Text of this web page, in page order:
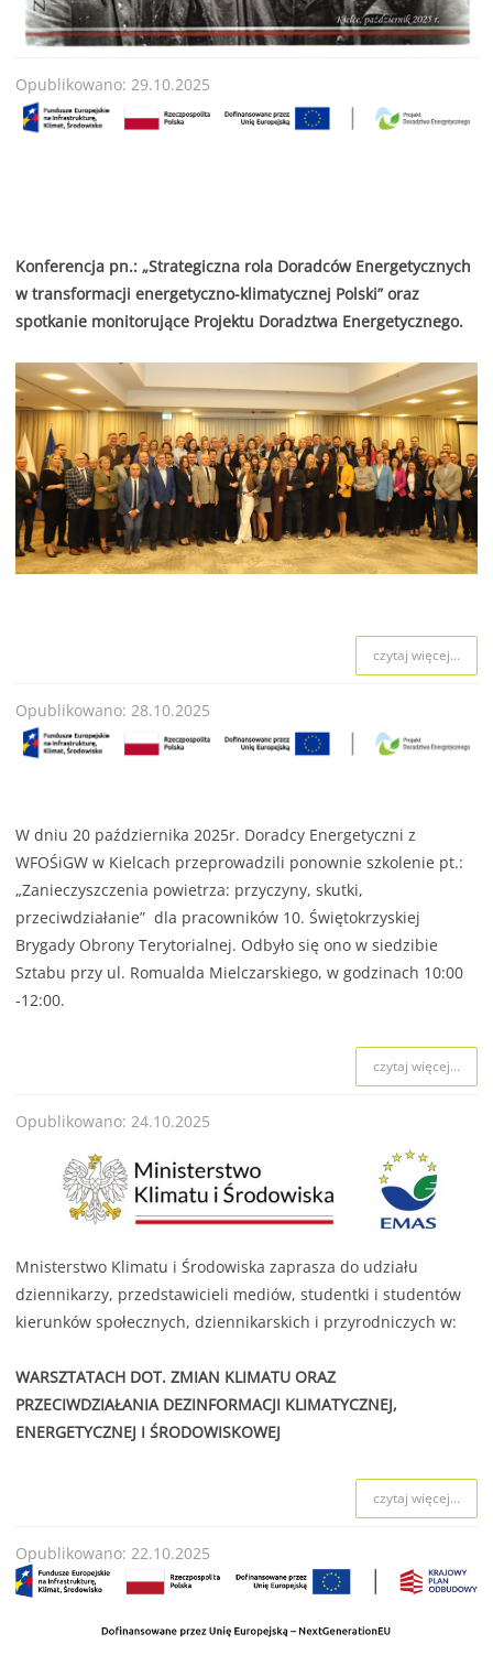
Opublikowano: 29.10.2025
Konferencja pn.: „Strategiczna rola Doradców Energetycznych
w transformacji energetyczno-klimatycznej Polski” oraz
spotkanie monitorujące Projektu Doradztwa Energetycznego.
czytaj więcej...
Opublikowano: 28.10.2025
W dniu 20 października 2025r. Doradcy Energetyczni z
WFOŚiGW w Kielcach przeprowadzili ponownie szkolenie pt.:
„Zanieczyszczenia powietrza: przyczyny, skutki,
przeciwdziałanie” dla pracowników 10. Świętokrzyskiej
Brygady Obrony Terytorialnej. Odbyło się ono w siedzibie
Sztabu przy ul. Romualda Mielczarskiego, w godzinach 10:00
-12:00.
czytaj więcej...
Opublikowano: 24.10.2025
Mnisterstwo Klimatu i Środowiska zaprasza do udziału
dziennikarzy, przedstawicieli mediów, studentki i studentów
kierunków społecznych, dziennikarskich i przyrodniczych w:
WARSZTATACH DOT. ZMIAN KLIMATU ORAZ
PRZECIWDZIAŁANIA DEZINFORMACJI KLIMATYCZNEJ,
ENERGETYCZNEJ I ŚRODOWISKOWEJ
czytaj więcej...
Opublikowano: 22.10.2025